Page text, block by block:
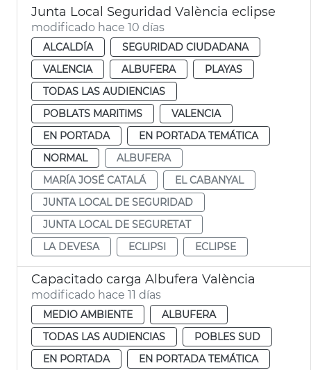
Junta Local Seguridad València eclipse
modificado hace 10 días
ALCALDÍA
SEGURIDAD CIUDADANA
VALENCIA
ALBUFERA
PLAYAS
TODAS LAS AUDIENCIAS
POBLATS MARITIMS
VALENCIA
EN PORTADA
EN PORTADA TEMÁTICA
NORMAL
ALBUFERA
MARÍA JOSÉ CATALÁ
EL CABANYAL
JUNTA LOCAL DE SEGURIDAD
JUNTA LOCAL DE SEGURETAT
LA DEVESA
ECLIPSI ECLIPSE
Capacitado carga Albufera València
modificado hace 11 días
MEDIO AMBIENTE
ALBUFERA
TODAS LAS AUDIENCIAS
POBLES SUD
EN PORTADA
EN PORTADA TEMÁTICA